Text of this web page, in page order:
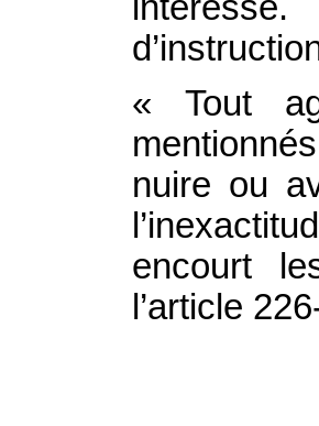
« Tout
nuire ou
encourt
l’article